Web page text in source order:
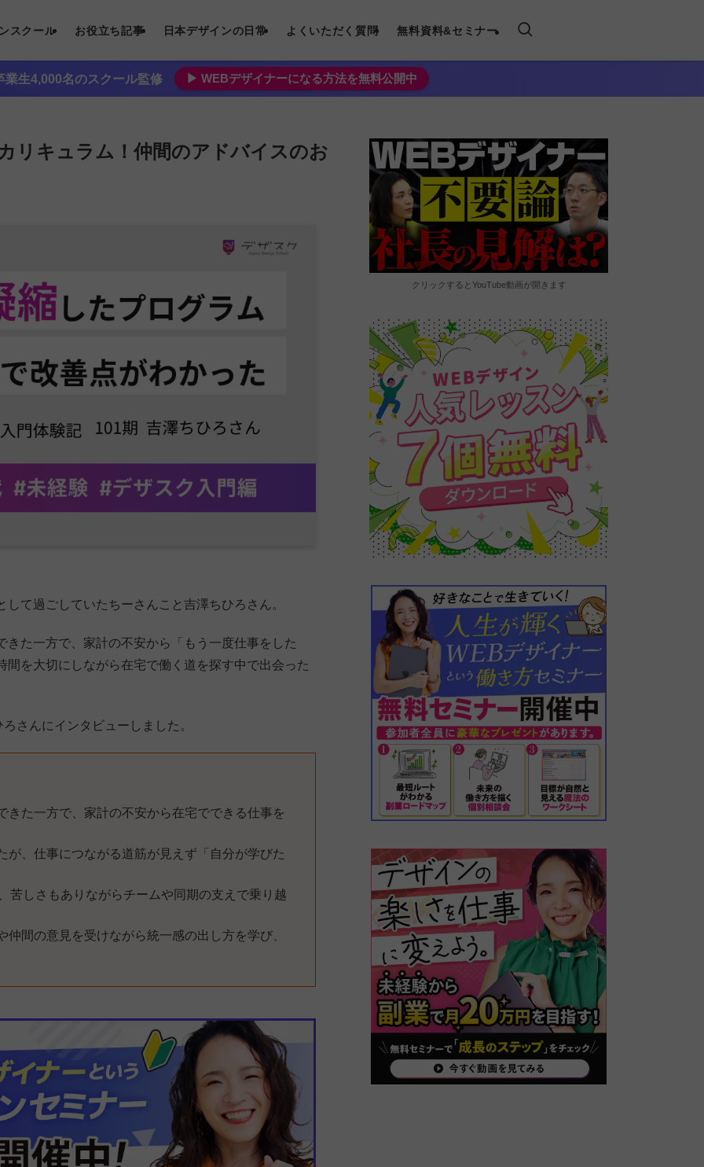
スクール お役立ち記事 日本デザインの日常 よくいただく質問 無料資料&セミナー
業生4,000名のスクール監修 ▶︎ WEBデザイナーになる方法を無料公開中
リキュラム！仲間のアドバイスのお
て過ごしていたちーさんこと吉澤ちひろさん。
た一方で、家計の不安から「もう一度仕事をした
を大切にしながら在宅で働く道を探す中で出会った
さんにインタビューしました。
きた一方で、家計の不安から在宅でできる仕事を
が、仕事につながる道筋が見えず「自分が学びた
苦しさもありながらチームや同期の支えで乗り越
間の意見を受けながら統一感の出し方を学び、
クリックするとYouTube動画が開きます